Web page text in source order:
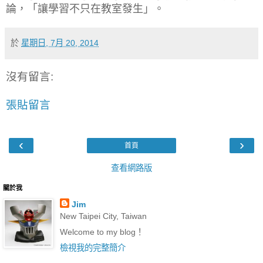
論，「讓學習不只在教室發生」。
於 星期日, 7月 20, 2014
沒有留言:
張貼留言
‹ ›
首頁
查看網路版
關於我
Jim
New Taipei City, Taiwan
Welcome to my blog！
檢視我的完整簡介